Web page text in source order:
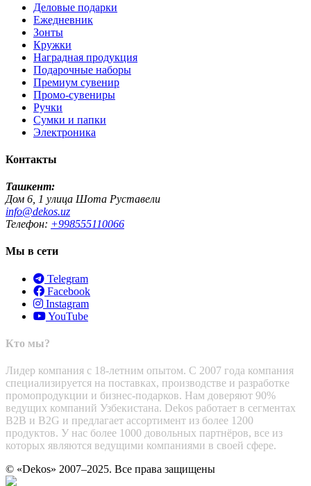
Деловые подарки
Ежедневник
Зонты
Кружки
Наградная продукция
Подарочные наборы
Премиум сувенир
Промо-сувениры
Ручки
Сумки и папки
Электроника
Контакты
Ташкент:
Дом 6, 1 улица Шота Руставели
info@dekos.uz
Телефон: +998555110066
Мы в сети
Telegram
Facebook
Instagram
YouTube
Кто мы?
Лидер компания с 18-летним опытом. С 2007 года компания
специализируется на поставках, производстве и разработке
промопродукции и бизнес-подарков. Нам доверяют 90%
ведущих компаний Узбекистана. Dekos работает в сегментах
B2B и B2G и предлагает ассортимент из более 1200
продуктов. У нас более 1000 довольных партнёров, все из
которых являются ведущими компаниями в своей сфере.
© «Dekos» 2007–2025. Все права защищены